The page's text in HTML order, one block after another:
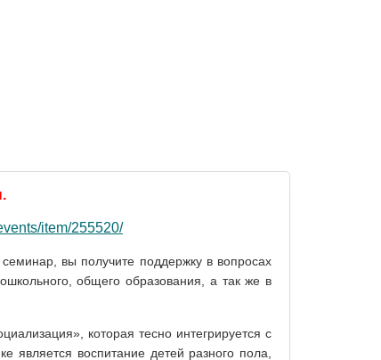
item/255520/
вы получите поддержку в вопросах
общего образования, а так же в
которая тесно интегрируется с
является воспитание детей разного пола,